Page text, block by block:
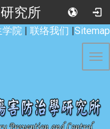
究所
学院 | 联络我们 |Sitemap